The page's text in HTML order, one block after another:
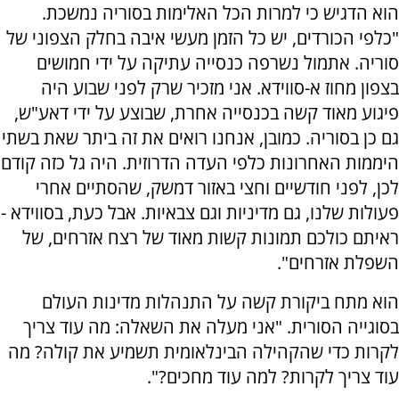
הוא הדגיש כי למרות הכל האלימות בסוריה נמשכת.
"כלפי הכורדים, יש כל הזמן מעשי איבה בחלק הצפוני של
סוריה. אתמול נשרפה כנסייה עתיקה על ידי חמושים
בצפון מחוז א-סווידא. אני מזכיר שרק לפני שבוע היה
פיגוע מאוד קשה בכנסייה אחרת, שבוצע על ידי דאע"ש,
גם כן בסוריה. כמובן, אנחנו רואים את זה ביתר שאת בשתי
היממות האחרונות כלפי העדה הדרוזית. היה גל כזה קודם
לכן, לפני חודשיים וחצי באזור דמשק, שהסתיים אחרי
פעולות שלנו, גם מדיניות וגם צבאיות. אבל כעת, בסווידא -
ראיתם כולכם תמונות קשות מאוד של רצח אזרחים, של
השפלת אזרחים".
הוא מתח ביקורת קשה על התנהלות מדינות העולם
בסוגייה הסורית. "אני מעלה את השאלה: מה עוד צריך
לקרות כדי שהקהילה הבינלאומית תשמיע את קולה? מה
עוד צריך לקרות? למה עוד מחכים?".